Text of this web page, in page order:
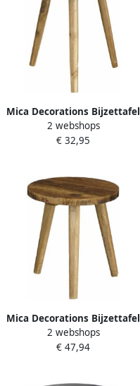
Mica Decorations Bijzettafel
krukje gerecycled hout H28
x D26 cm Bijzettafels
2 webshops
€ 32,95
Mica Decorations Bijzettafel
krukje gerecycled hout
- H35 x D33 cm Bijzettafels
2 webshops
€ 47,94